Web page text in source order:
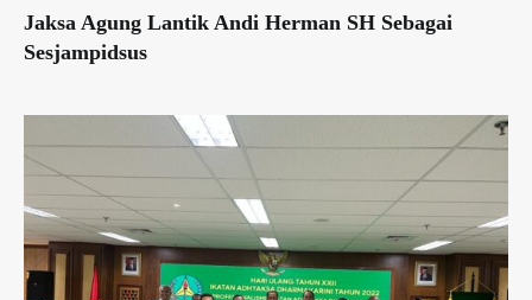
Jaksa Agung Lantik Andi Herman SH Sebagai
Sesjampidsus